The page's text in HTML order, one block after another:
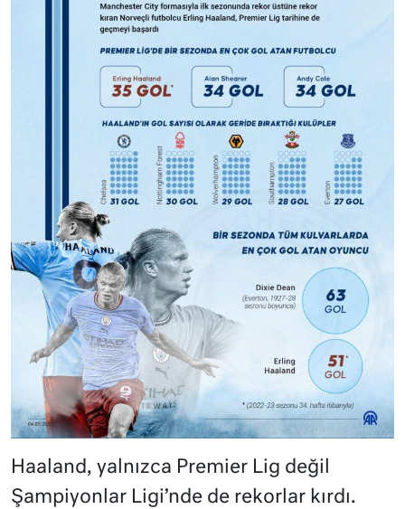
Haaland, yalnızca Premier Lig değil
Şampiyonlar Ligi’nde de rekorlar kırdı.